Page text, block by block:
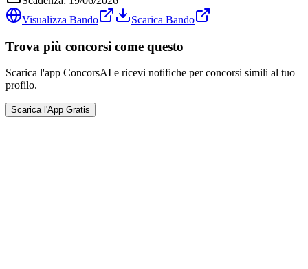
Visualizza Bando
Scarica Bando
Trova più concorsi come questo
Scarica l'app ConcorsAI e ricevi notifiche per concorsi simili al tuo
profilo.
Scarica l'App Gratis